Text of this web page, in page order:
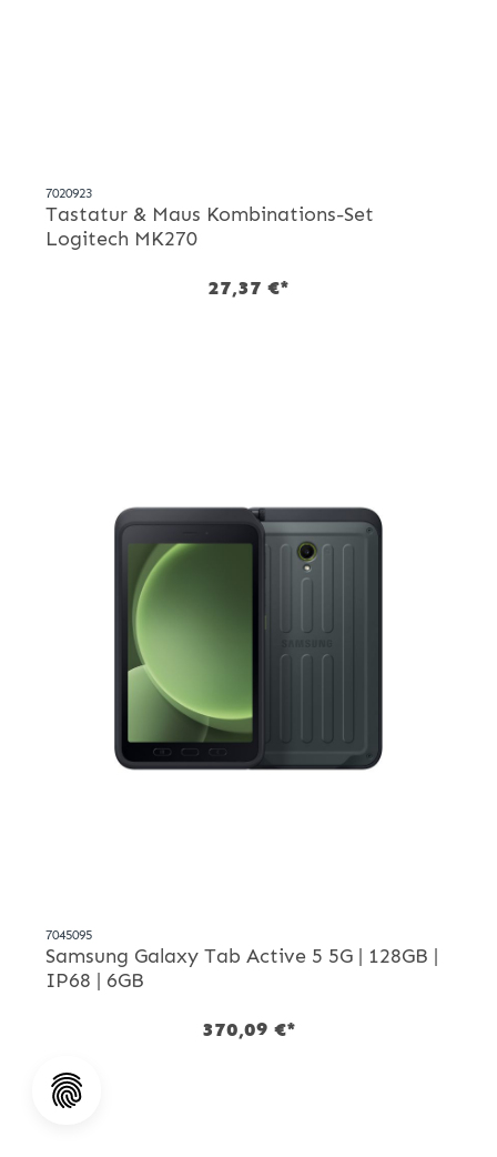
7020923
Tastatur & Maus Kombinations-Set
Logitech MK270
27,37 €*
7045095
Samsung Galaxy Tab Active 5 5G | 128GB |
IP68 | 6GB
370,09 €*